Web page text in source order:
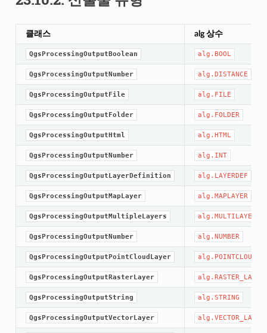
클래스 alg 상수
QgsProcessingOutputBoolean alg.BOOL
QgsProcessingOutputNumber alg.DISTANCE
QgsProcessingOutputFile alg.FILE
QgsProcessingOutputFolder alg.FOLDER
QgsProcessingOutputHtml alg.HTML
QgsProcessingOutputNumber alg.INT
QgsProcessingOutputLayerDefinition alg.LAYERDEF
QgsProcessingOutputMapLayer alg.MAPLAYER
QgsProcessingOutputMultipleLayers alg.MULTILAYER
QgsProcessingOutputNumber alg.NUMBER
QgsProcessingOutputPointCloudLayer
QgsProcessingOutputRasterLayer alg.RASTER_LAYER
QgsProcessingOutputString alg.STRING
QgsProcessingOutputVectorLayer alg.VECTOR_LAYER